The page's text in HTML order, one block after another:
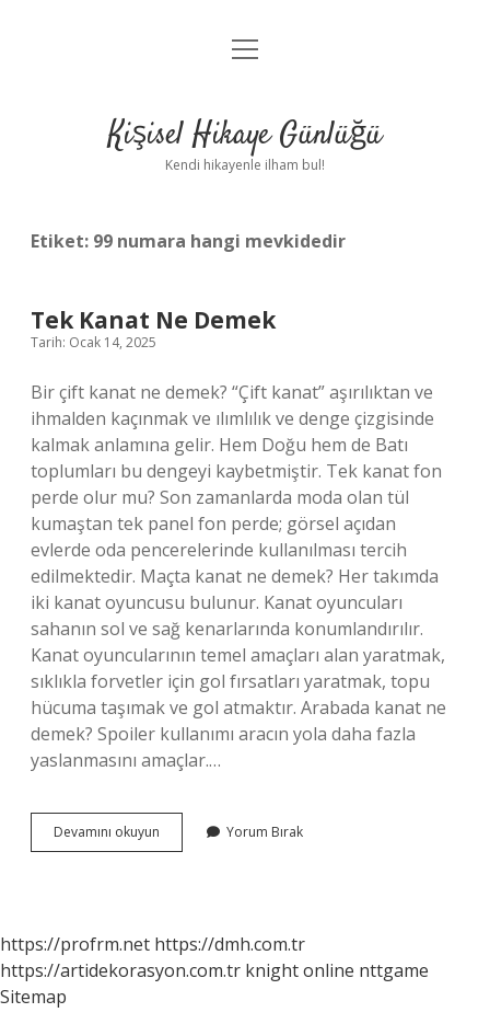
Anasayfa
Yasal Uyarı
menüyü
Kişisel Hikaye Günlüğü
Kendi hikayenle ilham bul!
Etiket: 99 numara hangi mevkidedir
Tek Kanat Ne Demek
Tarih: Ocak 14, 2025
Bir çift kanat ne demek? “Çift kanat” aşırılıktan ve
ihmalden kaçınmak ve ılımlılık ve denge çizgisinde
kalmak anlamına gelir. Hem Doğu hem de Batı
toplumları bu dengeyi kaybetmiştir. Tek kanat fon
perde olur mu? Son zamanlarda moda olan tül
kumaştan tek panel fon perde; görsel açıdan
evlerde oda pencerelerinde kullanılması tercih
edilmektedir. Maçta kanat ne demek? Her takımda
iki kanat oyuncusu bulunur. Kanat oyuncuları
sahanın sol ve sağ kenarlarında konumlandırılır.
Kanat oyuncularının temel amaçları alan yaratmak,
sıklıkla forvetler için gol fırsatları yaratmak, topu
hücuma taşımak ve gol atmaktır. Arabada kanat ne
demek? Spoiler kullanımı aracın yola daha fazla
yaslanmasını amaçlar.…
Devamını okuyun
Kanat
Yorum Bırak
https://profrm.net https://dmh.com.tr
https://artidekorasyon.com.tr knight online nttgame
Sitemap